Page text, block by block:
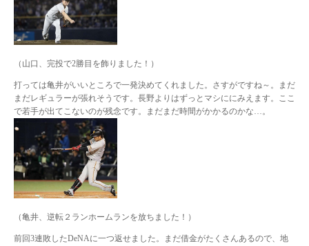
（山口、完投で2勝目を飾りました！）
打っては亀井がいいところで一発決めてくれました。さすがですね～。まだ
まだレギュラーが張れそうです。長野よりはずっとマシににみえます。ここ
で若手が出てこないのが残念です。まだまだ時間がかかるのかな…。
（亀井、逆転２ランホームランを放ちました！）
前回3連敗したDeNAに一つ返せました。まだ借金がたくさんあるので、地